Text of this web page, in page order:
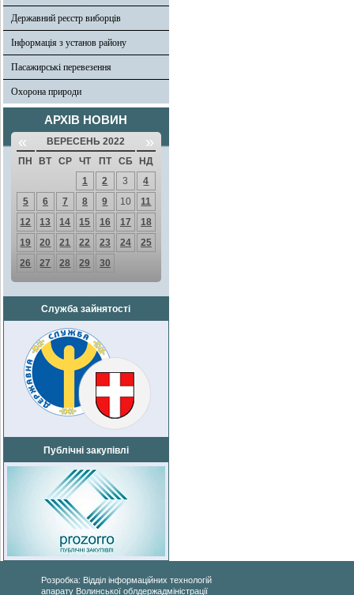
Державний реєстр виборців
Інформація з установ району
Пасажирські перевезення
Охорона природи
АРХІВ НОВИН
« ВЕРЕСЕНЬ 2022 »
ПН ВТ СР ЧТ ПТ СБ
НД
1
2 3
4
5
6 7 8 9 10
11
12
13 14 15 16 17
18
19
20 21 22 23 24
25
26
27 28 29 30
Служба зайнятості
Публічні закупівлі
Розробка: Відділ інформаційних технологій
апарату Волинської облдержадміністрації